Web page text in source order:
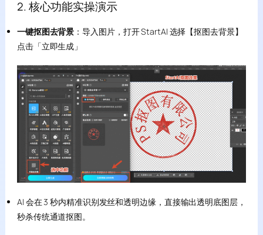
2. 核心功能实操演示
一键抠图去背景 ：导入图片，打开 StartAI 选择【抠图去背景】
点击「立即生成」
AI 会在 3 秒内精准识别发丝和透明边缘，直接输出透明底图层，
秒杀传统通道抠图。